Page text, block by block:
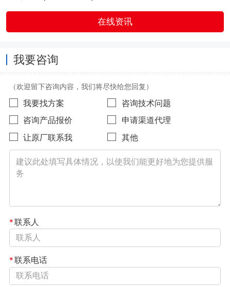
在线资讯
我要咨询
（欢迎留下咨询内容，我们将尽快给您回复）
我要找方案
咨询技术问题
咨询产品报价
申请渠道代理
让原厂联系我
其他
*联系人
*联系电话